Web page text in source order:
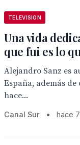
TELEVISION
Una vida
que fui es lo
Alejandro Sanz es
España, además de
hace...
Canal Sur • hace